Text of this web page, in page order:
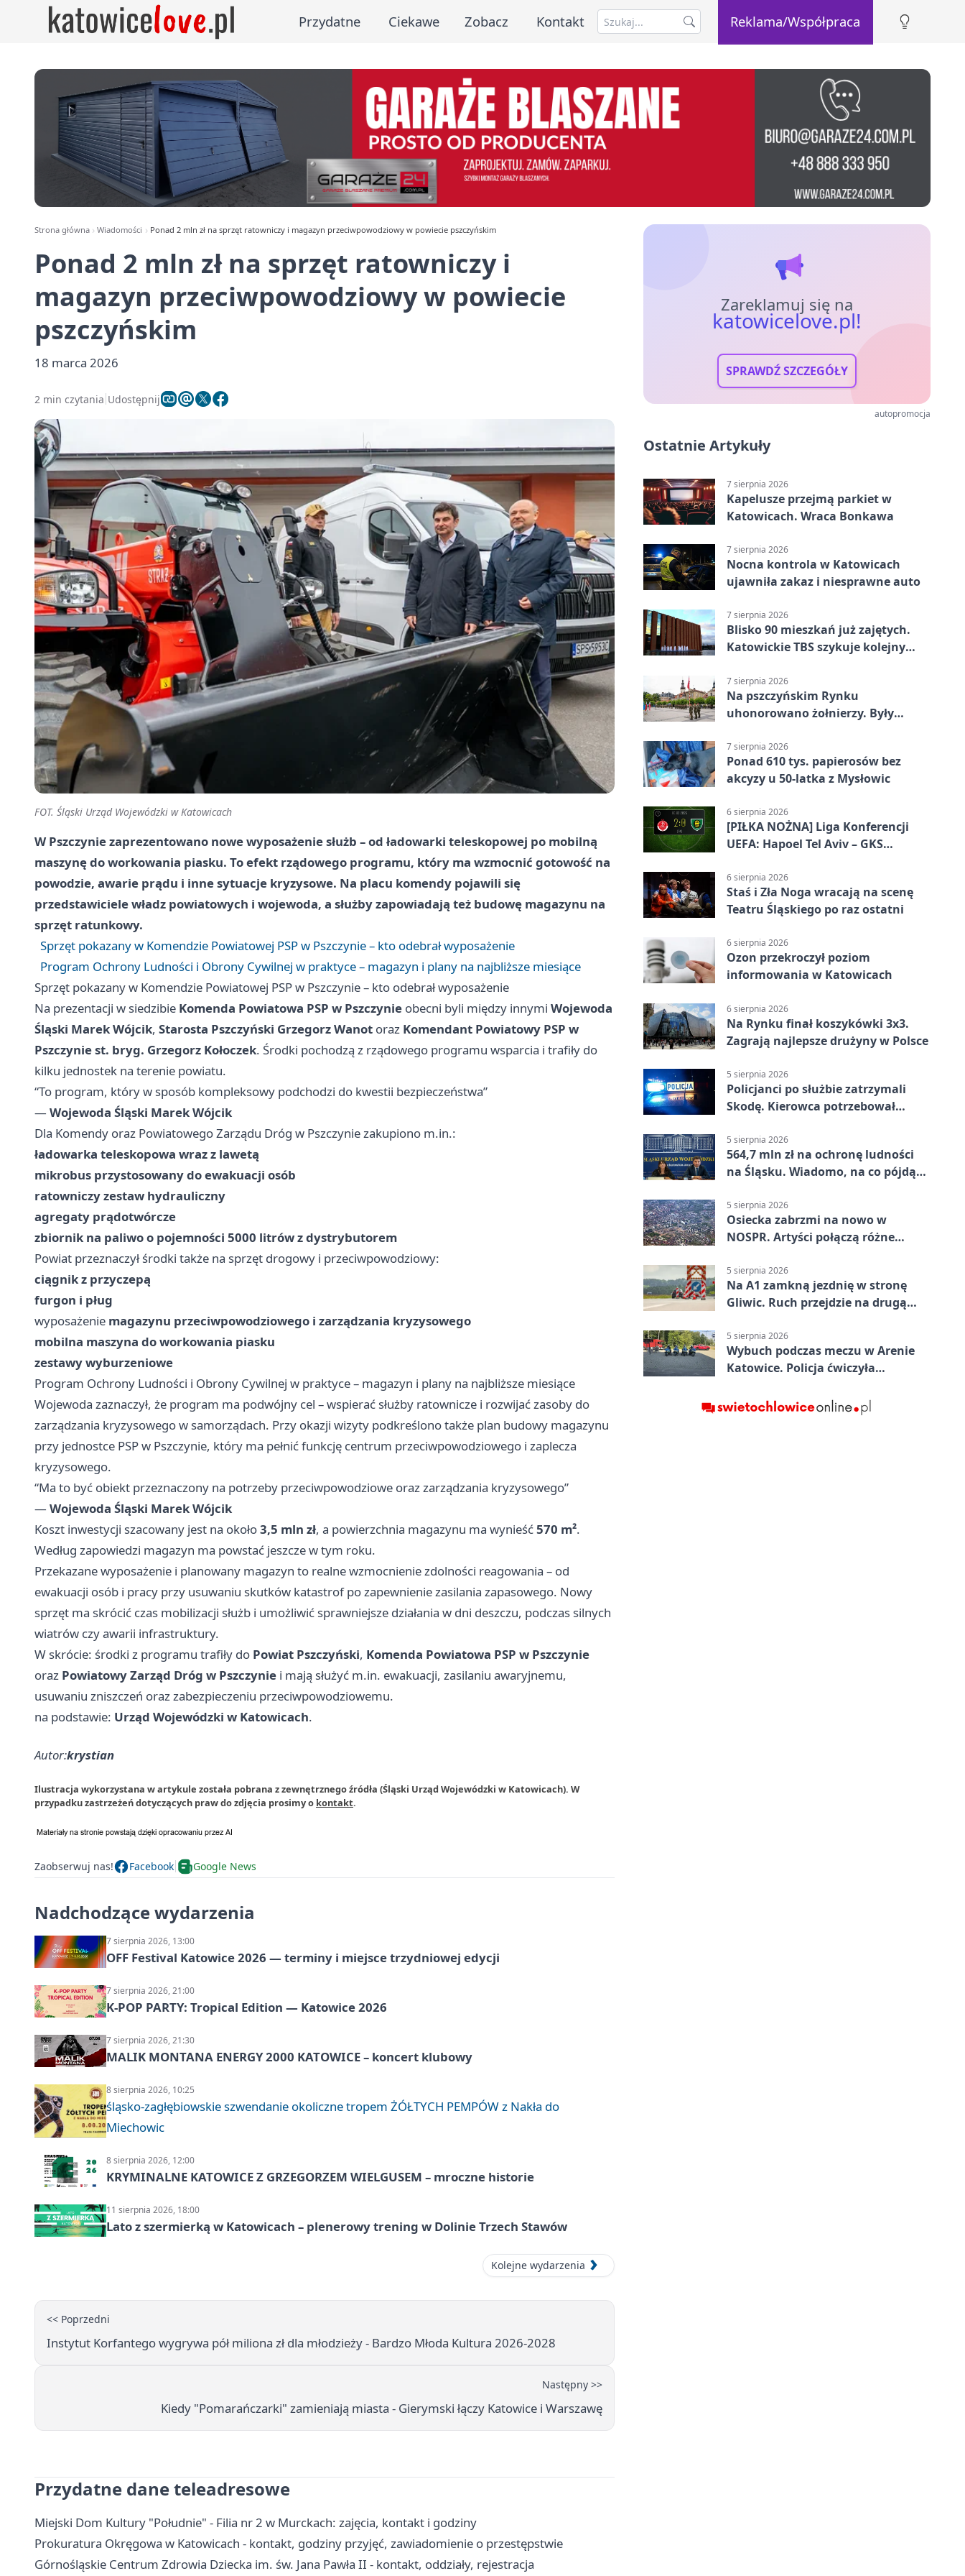
Przydatne Ciekawe Zobacz Kontakt Reklama/Współpraca
Strona główna Wiadomości Ponad 2 mln zł na sprzęt ratowniczy i magazyn przeciwpowodziowy w powiecie pszczyńskim
Ponad 2 mln zł na sprzęt ratowniczy i
magazyn przeciwpowodziowy w powiecie
pszczyńskim
18 marca 2026
2 min czytania Udostępnij
FOT. Śląski Urząd Wojewódzki w Katowicach
W Pszczynie zaprezentowano nowe wyposażenie służb – od ładowarki teleskopowej po mobilną
maszynę do workowania piasku. To efekt rządowego programu, który ma wzmocnić gotowość na
powodzie, awarie prądu i inne sytuacje kryzysowe. Na placu komendy pojawili się
przedstawiciele władz powiatowych i wojewoda, a służby zapowiadają też budowę magazynu na
sprzęt ratunkowy.
Sprzęt pokazany w Komendzie Powiatowej PSP w Pszczynie – kto odebrał wyposażenie
Program Ochrony Ludności i Obrony Cywilnej w praktyce – magazyn i plany na najbliższe miesiące
Sprzęt pokazany w Komendzie Powiatowej PSP w Pszczynie – kto odebrał wyposażenie
Na prezentacji w siedzibie Komenda Powiatowa PSP w Pszczynie obecni byli między innymi Wojewoda
Śląski Marek Wójcik, Starosta Pszczyński Grzegorz Wanot oraz Komendant Powiatowy PSP w
Pszczynie st. bryg. Grzegorz Kołoczek. Środki pochodzą z rządowego programu wsparcia i trafiły do
kilku jednostek na terenie powiatu.
“To program, który w sposób kompleksowy podchodzi do kwestii bezpieczeństwa”
— Wojewoda Śląski Marek Wójcik
Dla Komendy oraz Powiatowego Zarządu Dróg w Pszczynie zakupiono m.in.:
ładowarka teleskopowa wraz z lawetą
mikrobus przystosowany do ewakuacji osób
ratowniczy zestaw hydrauliczny
agregaty prądotwórcze
zbiornik na paliwo o pojemności 5000 litrów z dystrybutorem
Powiat przeznaczył środki także na sprzęt drogowy i przeciwpowodziowy:
ciągnik z przyczepą
furgon i pług
wyposażenie magazynu przeciwpowodziowego i zarządzania kryzysowego
mobilna maszyna do workowania piasku
zestawy wyburzeniowe
Program Ochrony Ludności i Obrony Cywilnej w praktyce – magazyn i plany na najbliższe miesiące
Wojewoda zaznaczył, że program ma podwójny cel – wspierać służby ratownicze i rozwijać zasoby do
zarządzania kryzysowego w samorządach. Przy okazji wizyty podkreślono także plan budowy magazynu
przy jednostce PSP w Pszczynie, który ma pełnić funkcję centrum przeciwpowodziowego i zaplecza
kryzysowego.
“Ma to być obiekt przeznaczony na potrzeby przeciwpowodziowe oraz zarządzania kryzysowego”
— Wojewoda Śląski Marek Wójcik
Koszt inwestycji szacowany jest na około3,5 mln zł, a powierzchnia magazynu ma wynieść570 m².
Według zapowiedzi magazyn ma powstać jeszcze w tym roku.
Przekazane wyposażenie i planowany magazyn to realne wzmocnienie zdolności reagowania – od
ewakuacji osób i pracy przy usuwaniu skutków katastrof po zapewnienie zasilania zapasowego. Nowy
sprzęt ma skrócić czas mobilizacji służb i umożliwić sprawniejsze działania w dni deszczu, podczas silnych
wiatrów czy awarii infrastruktury.
W skrócie: środki z programu trafiły do Powiat Pszczyński, Komenda Powiatowa PSP w Pszczynie
oraz Powiatowy Zarząd Dróg w Pszczynie i mają służyć m.in. ewakuacji, zasilaniu awaryjnemu,
usuwaniu zniszczeń oraz zabezpieczeniu przeciwpowodziowemu.
na podstawie: Urząd Wojewódzki w Katowicach.
Autor:krystian
Ilustracja wykorzystana w artykule została pobrana z zewnętrznego źródła (Śląski Urząd Wojewódzki w Katowicach). W
przypadku zastrzeżeń dotyczących praw do zdjęcia prosimy o kontakt.
Zaobserwuj nas! Facebook Google News
Nadchodzące wydarzenia
7 sierpnia 2026, 13:00
OFF Festival Katowice 2026 — terminy i miejsce trzydniowej edycji
7 sierpnia 2026, 21:00
K-POP PARTY: Tropical Edition — Katowice 2026
7 sierpnia 2026, 21:30
MALIK MONTANA ENERGY 2000 KATOWICE – koncert klubowy
8 sierpnia 2026, 10:25
śląsko-zagłębiowskie szwendanie okoliczne tropem ŻÓŁTYCH PEMPÓW z Nakła do
Miechowic
8 sierpnia 2026, 12:00
KRYMINALNE KATOWICE Z GRZEGORZEM WIELGUSEM – mroczne historie
11 sierpnia 2026, 18:00
Lato z szermierką w Katowicach – plenerowy trening w Dolinie Trzech Stawów
Kolejne wydarzenia
<< Poprzedni
Instytut Korfantego wygrywa pół miliona zł dla młodzieży - Bardzo Młoda Kultura 2026-2028
Następny >>
Kiedy "Pomarańczarki" zamieniają miasta - Gierymski łączy Katowice i Warszawę
Przydatne dane teleadresowe
Miejski Dom Kultury "Południe" - Filia nr 2 w Murckach: zajęcia, kontakt i godziny
Prokuratura Okręgowa w Katowicach - kontakt, godziny przyjęć, zawiadomienie o przestępstwie
Górnośląskie Centrum Zdrowia Dziecka im. św. Jana Pawła II - kontakt, oddziały, rejestracja
Zareklamuj się na
katowicelove.pl!
SPRAWDŹ SZCZEGÓŁY
autopromocja
Ostatnie Artykuły
7 sierpnia 2026
Kapelusze przejmą parkiet w
Katowicach. Wraca Bonkawa
7 sierpnia 2026
Nocna kontrola w Katowicach
ujawniła zakaz i niesprawne auto
7 sierpnia 2026
Blisko 90 mieszkań już zajętych.
Katowickie TBS szykuje kolejny
7 sierpnia 2026
Na pszczyńskim Rynku
uhonorowano żołnierzy. Były
7 sierpnia 2026
Ponad 610 tys. papierosów bez
akcyzy u 50-latka z Mysłowic
6 sierpnia 2026
[PIŁKA NOŻNA] Liga Konferencji
UEFA: Hapoel Tel Aviv – GKS
rundy kwalifikacyjnej
6 sierpnia 2026
Staś i Zła Noga wracają na scenę
Teatru Śląskiego po raz ostatni
6 sierpnia 2026
Ozon przekroczył poziom
informowania w Katowicach
6 sierpnia 2026
Na Rynku finał koszykówki 3x3.
Zagrają najlepsze drużyny w Polsce
5 sierpnia 2026
Policjanci po służbie zatrzymali
Skodę. Kierowca potrzebował
5 sierpnia 2026
564,7 mln zł na ochronę ludności
na Śląsku. Wiadomo, na co pójdą
5 sierpnia 2026
Osiecka zabrzmi na nowo w
NOSPR. Artyści połączą różne
5 sierpnia 2026
Na A1 zamkną jezdnię w stronę
Gliwic. Ruch przejdzie na drugą
5 sierpnia 2026
Wybuch podczas meczu w Arenie
Katowice. Policja ćwiczyła